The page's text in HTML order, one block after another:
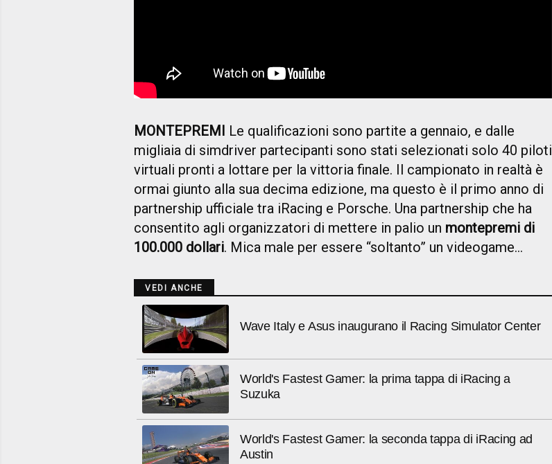
MONTEPREMI Le qualificazioni sono partite a gennaio, e dalle
migliaia di simdriver partecipanti sono stati selezionati solo 40 piloti
virtuali pronti a lottare per la vittoria finale. Il campionato in realtà è
ormai giunto alla sua decima edizione, ma questo è il primo anno di
partnership ufficiale tra iRacing e Porsche. Una partnership che ha
consentito agli organizzatori di mettere in palio un montepremi di
100.000 dollari. Mica male per essere “soltanto” un videogame…
VEDI ANCHE
Wave Italy e Asus inaugurano il Racing Simulator Center
World's Fastest Gamer: la prima tappa di iRacing a
Suzuka
World's Fastest Gamer: la seconda tappa di iRacing ad
Austin